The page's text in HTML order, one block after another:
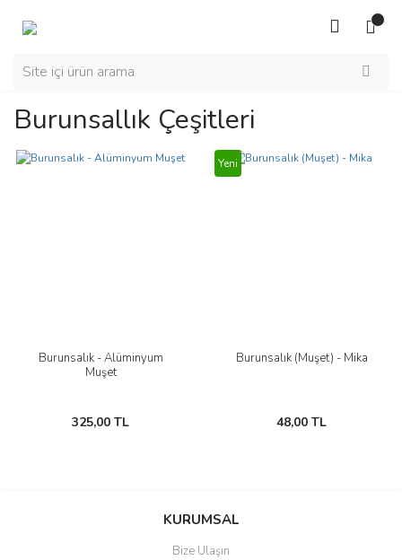
Burunsallık Çeşitleri
Burunsalık - Alüminyum
Muşet
325,00 TL
Yeni
Burunsalık (Muşet) - Mika
48,00 TL
KURUMSAL
Bize Ulaşın